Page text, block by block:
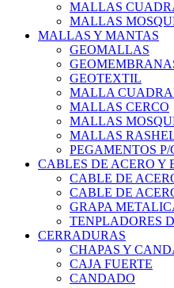
MALLAS
MALLAS
MALLAS Y MANTAS
GEOMALLAS
GEOTEXTIL
MALLA
MALLAS CERCO
MALLAS
MALLAS
PEGAMENTOS
CABLES DE ACERO Y
CABLE DE
CABLE DE
GRAPA
TENPLADORES
CERRADURAS
CHAPAS Y
CAJA FUERTE
CANDADO